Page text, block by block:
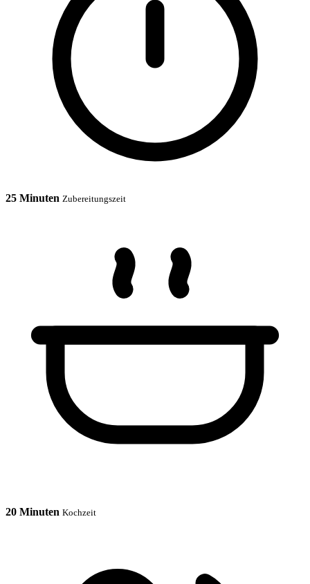
25 Minuten Zubereitungszeit
20 Minuten Kochzeit